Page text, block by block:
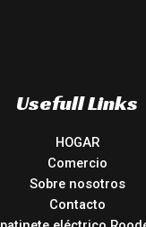
Usefull Links
HOGAR
Comercio
Sobre nosotros
Contacto